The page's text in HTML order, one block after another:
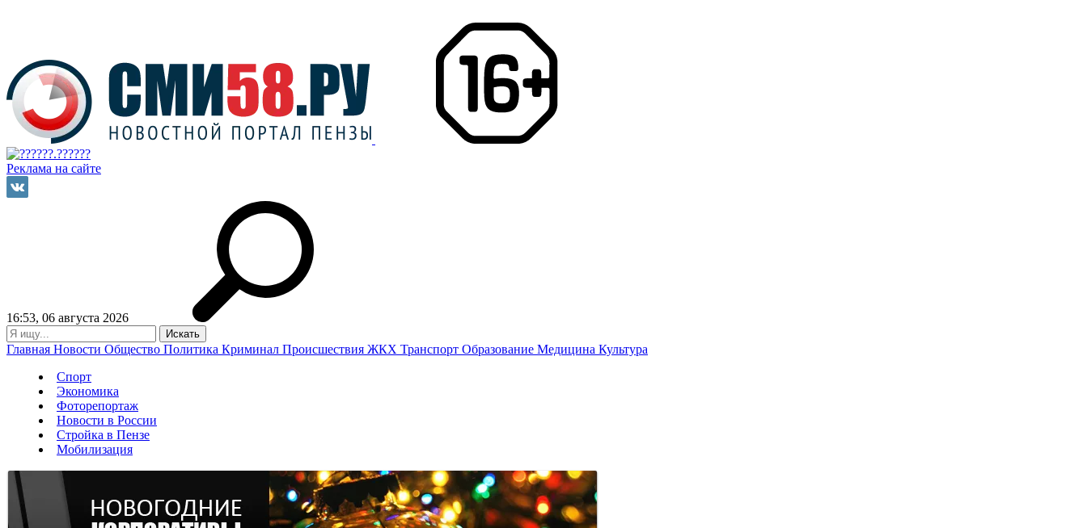
Реклама на сайте
16:53, 06 августа 2026
Главная Новости Общество Политика Криминал Происшествия ЖКХ Транспорт Образование Медицина Культура
Спорт
Экономика
Фоторепортаж
Новости в России
Стройка в Пензе
Мобилизация